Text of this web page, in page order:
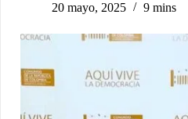
20 mayo, 2025 9 mins